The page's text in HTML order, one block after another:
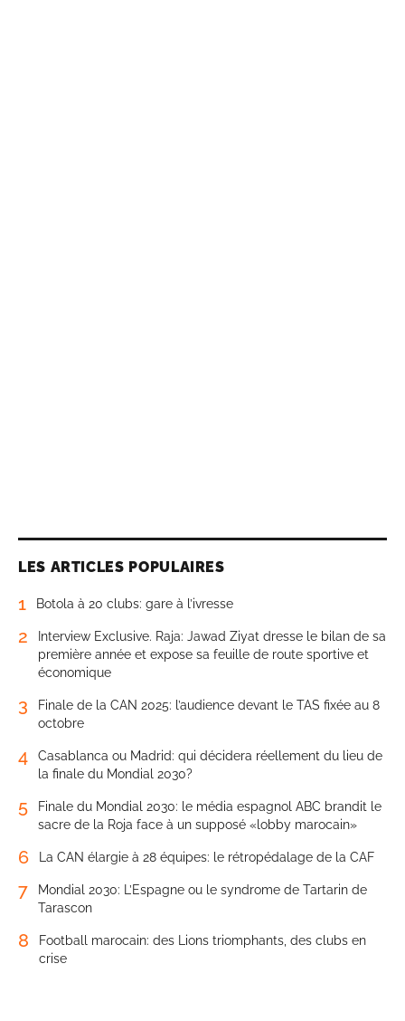
LES ARTICLES POPULAIRES
1 Botola à 20 clubs: gare à l’ivresse
2
Interview Exclusive. Raja: Jawad Ziyat dresse le bilan de sa
première année et expose sa feuille de route sportive et
économique
3
Finale de la CAN 2025: l’audience devant le TAS fixée au 8
octobre
4
Casablanca ou Madrid: qui décidera réellement du lieu de
la finale du Mondial 2030?
5
Finale du Mondial 2030: le média espagnol ABC brandit le
sacre de la Roja face à un supposé «lobby marocain»
6 La CAN élargie à 28 équipes: le rétropédalage de la CAF
7
Mondial 2030: L’Espagne ou le syndrome de Tartarin de
Tarascon
8
Football marocain: des Lions triomphants, des clubs en
crise